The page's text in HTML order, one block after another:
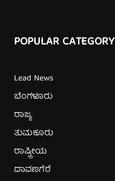
POPULAR CATEGORY
Lead News
ಬೆಂಗಳೂರು
ರಾಜ್ಯ
ತುಮಕೂರು
ರಾಷ್ಟ್ರೀಯ
ದಾವಣಗೆರೆ